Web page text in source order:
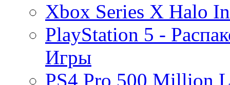
Xbox Series X Halo
PlayStation 5 -
Игры
PS4 Pro 500 Million